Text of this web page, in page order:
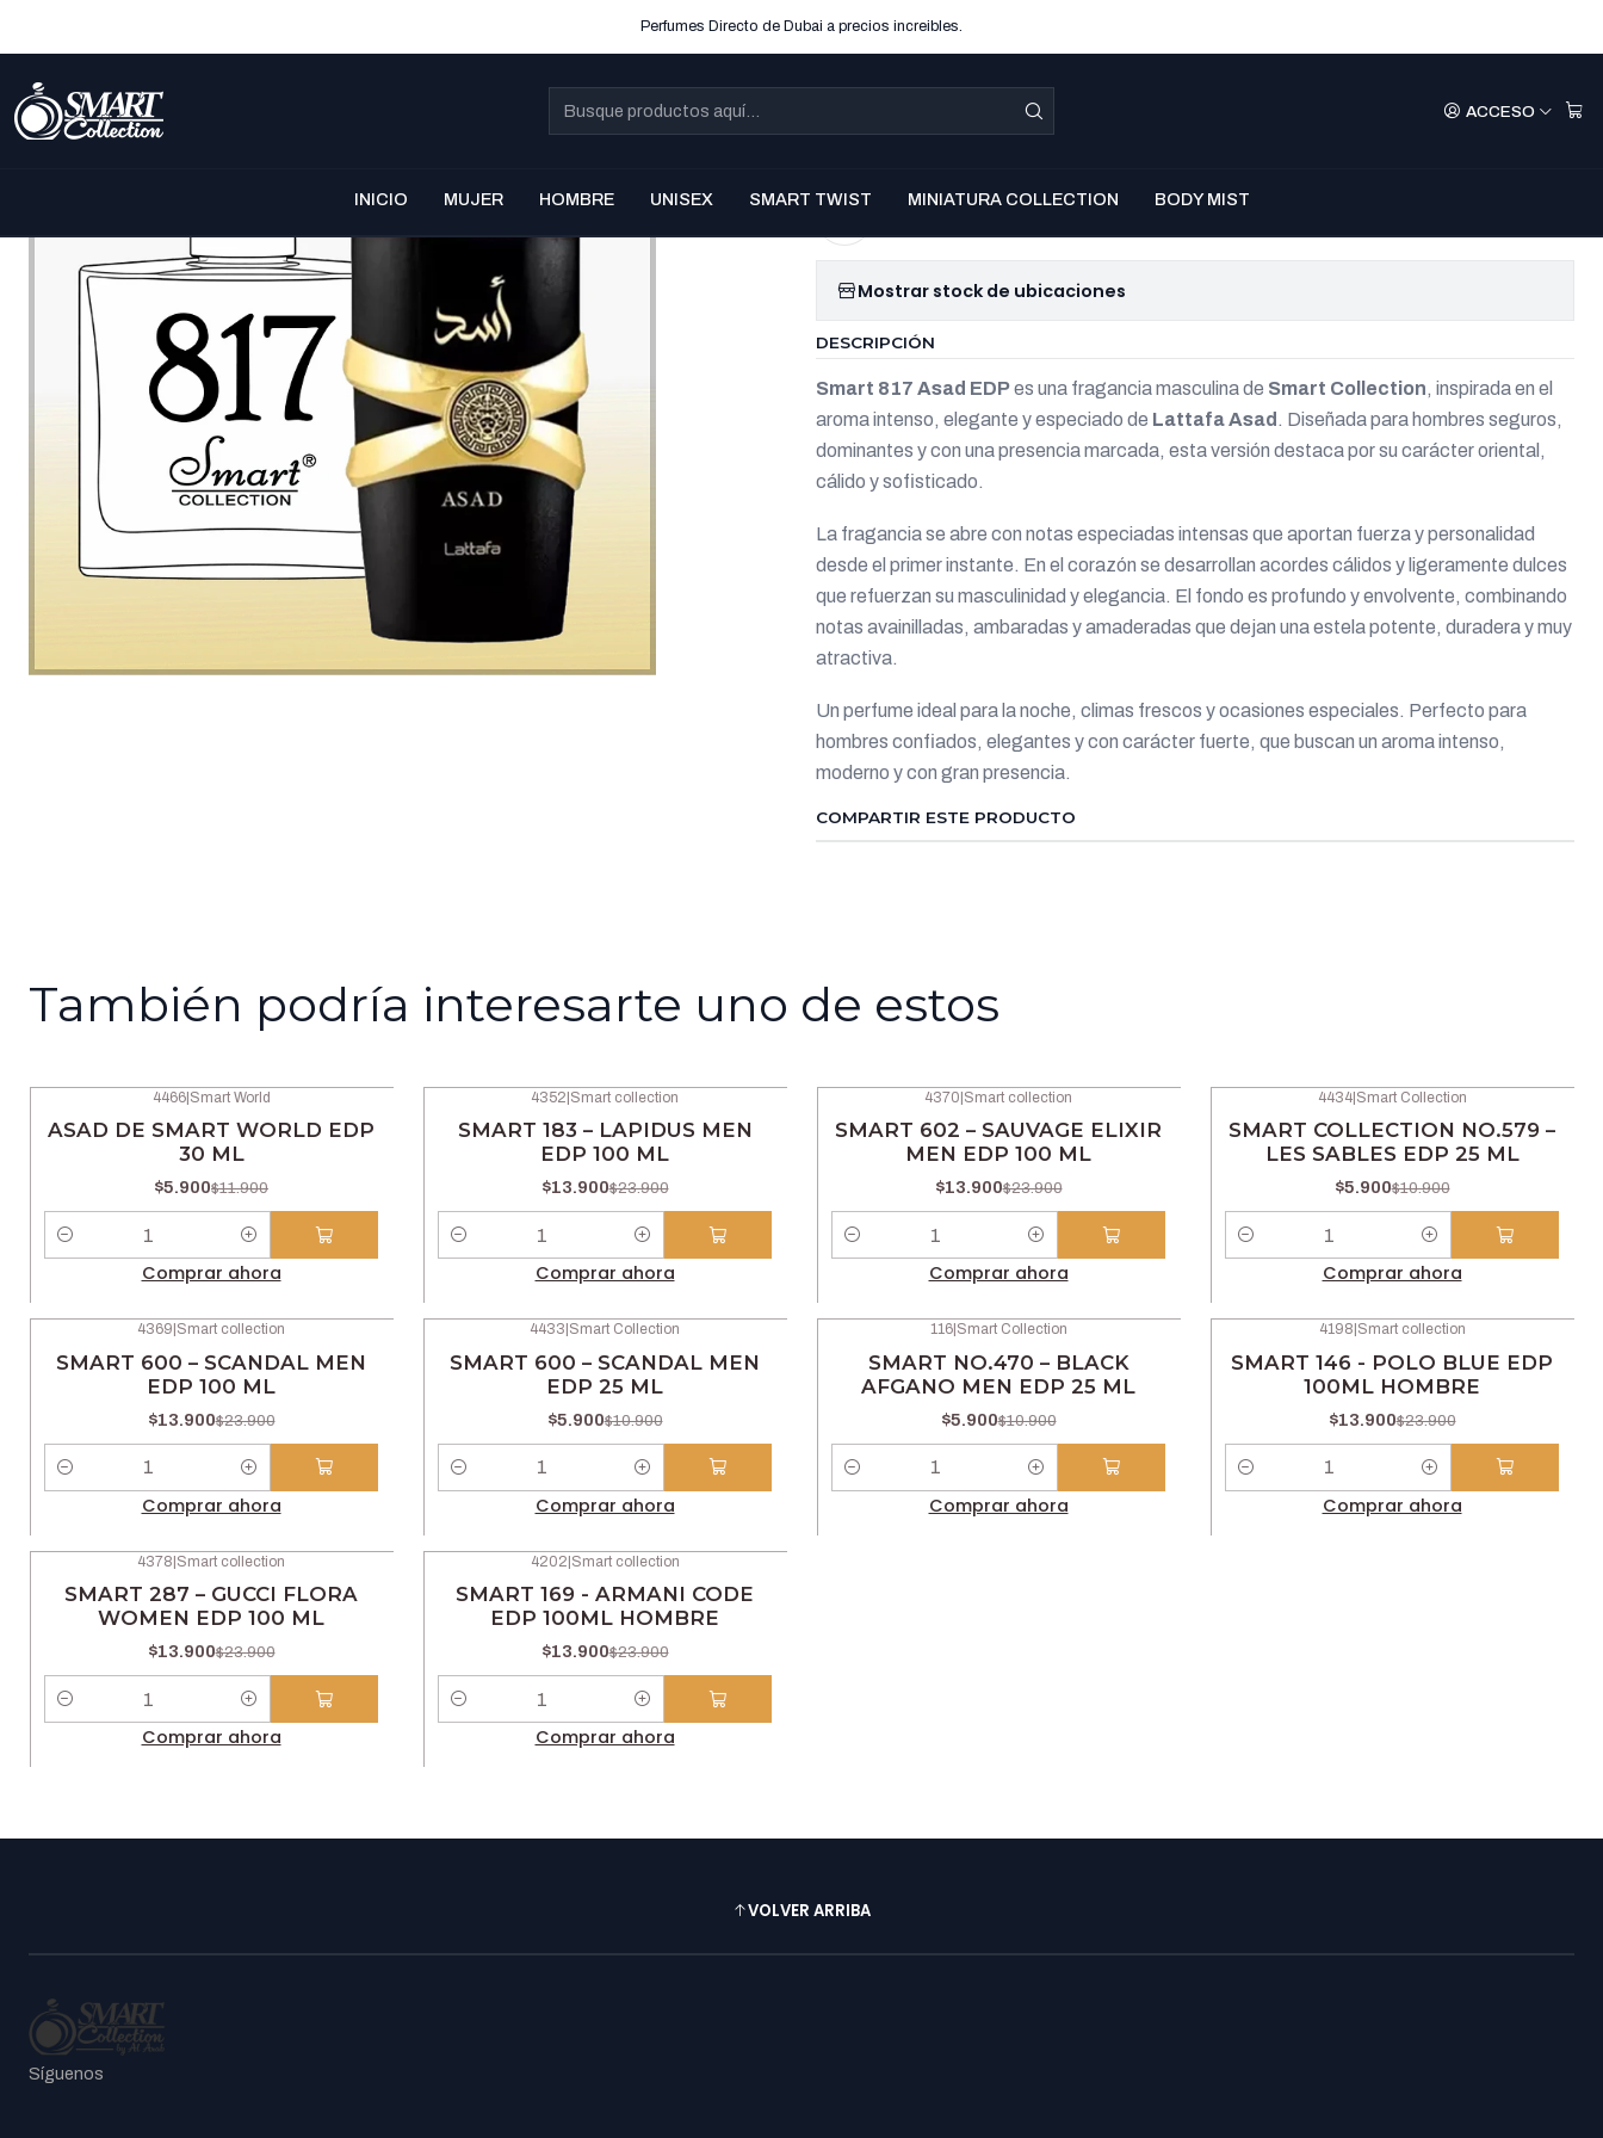
ACCESO
INICIO MUJER HOMBRE UNISEX SMART TWIST MINIATURA COLLECTION BODY MIST
Perfumes Directo de Dubai a precios increibles.
|
SMART 817 – Asad EDP 100 ml
Mostrar stock de ubicaciones
DESCRIPCIÓN
Smart 817 Asad EDPes una fragancia masculina de Smart Collection, inspirada en el
aroma intenso, elegante y especiado de Lattafa Asad . Diseñada para hombres seguros,
dominantes y con una presencia marcada, esta versión destaca por su carácter oriental,
cálido y sofisticado.
La fragancia se abre con notas especiadas intensas que aportan fuerza y personalidad
desde el primer instante. En el corazón se desarrollan acordes cálidos y ligeramente dulces
que refuerzan su masculinidad y elegancia. El fondo es profundo y envolvente, combinando
notas avainilladas, ambaradas y amaderadas que dejan una estela potente, duradera y muy
atractiva.
Un perfume ideal para la noche, climas frescos y ocasiones especiales. Perfecto para
hombres confiados, elegantes y con carácter fuerte, que buscan un aroma intenso,
moderno y con gran presencia.
COMPARTIR ESTE PRODUCTO
También podría interesarte uno de estos
4466| Smart World
ASAD DE SMART WORLD EDP
30 ML
$5.900$11.900
Comprar ahora
4352 Smart collection
SMART 183 – LAPIDUS MEN
EDP 100 ML
$13.900$23.900
Comprar ahora
4370 Smart collection
SMART 602 – SAUVAGE ELIXIR
MEN EDP 100 ML
$13.900$23.900
Comprar ahora
4434| Smart Collection
SMART COLLECTION NO.579 –
LES SABLES EDP 25 ML
$5.900$10.900
Comprar ahora
4369 Smart collection
SMART 600 – SCANDAL MEN
EDP 100 ML
$13.900$23.900
Cantidad
Comprar ahora
4433 Smart Collection
SMART 600 – SCANDAL MEN
EDP 25 ML
$5.900$10.900
Cantidad
Comprar ahora
116| Smart Collection
SMART NO.470 – BLACK
AFGANO MEN EDP 25 ML
$5.900$10.900
Cantidad
Comprar ahora
4198 Smart collection
SMART 146 - POLO BLUE EDP
100ML HOMBRE
$13.900$23.900
Cantidad
Comprar ahora
4378|Smart collection
SMART 287 – GUCCI FLORA
WOMEN EDP 100 ML
$13.900$23.900
Comprar ahora
4202|Smart collection
SMART 169 - ARMANI CODE
EDP 100ML HOMBRE
$13.900$23.900
Comprar ahora
VOLVER ARRIBA
Síguenos